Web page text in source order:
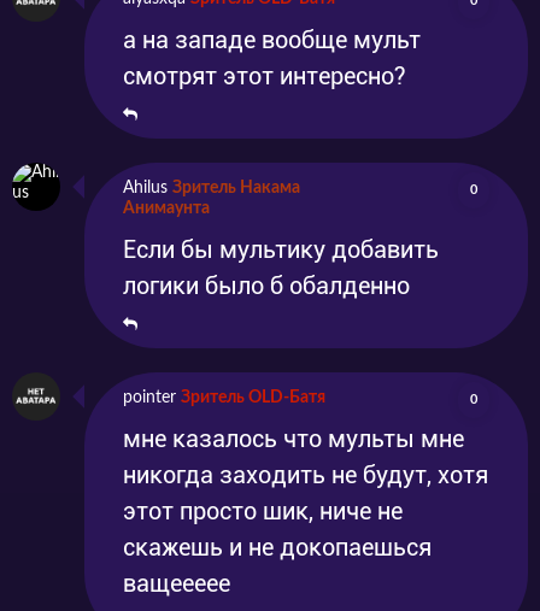
а на западе вообще мульт
смотрят этот интересно?
Ahilus Зритель Накама
Анимаунта
0
Если бы мультику добавить
логики было б обалденно
pointer Зритель OLD-Батя 0
мне казалось что мульты мне
никогда заходить не будут, хотя
этот просто шик, ниче не
скажешь и не докопаешься
ващеееее